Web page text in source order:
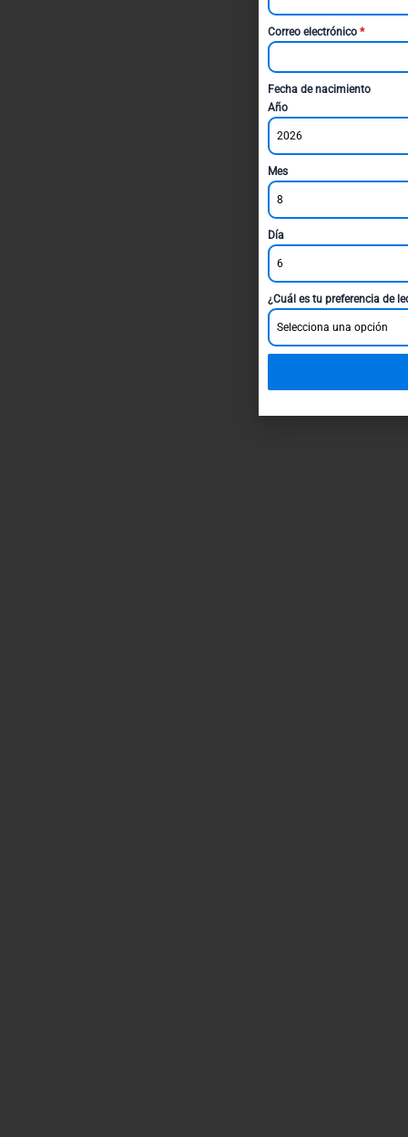
Correo electrónico *
Fecha de nacimiento
Año
2026
Mes
8
Día
6
¿Cuál es tu preferencia de
Selecciona una opción